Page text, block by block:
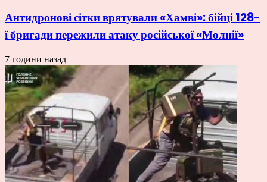
Антидронові сітки врятували «Хамві»: бійці 128-
ї бригади пережили атаку російської «Молнії»
7 години назад